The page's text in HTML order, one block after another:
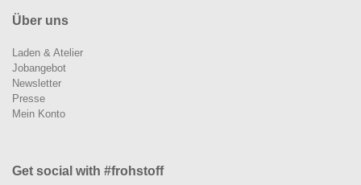
Über uns
Laden & Atelier
Jobangebot
Newsletter
Presse
Mein Konto
Get social with #frohstoff